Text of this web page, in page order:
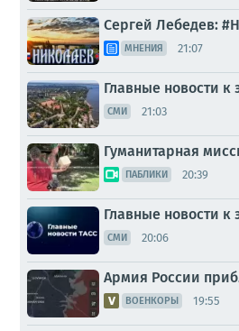
Сергей Лебедев:
МНЕНИЯ 21:07
Главные новости к
СМИ 21:03
Гуманитарная
ПАБЛИКИ 20:39
Главные новости к
СМИ 20:06
Армия России
ВОЕНКОРЫ 19:55